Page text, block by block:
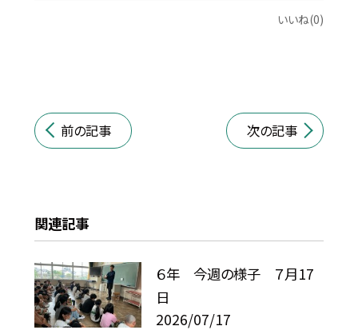
いいね(0)
前の記事 次の記事
関連記事
６年 今週の様子 ７月17
日
2026/07/17